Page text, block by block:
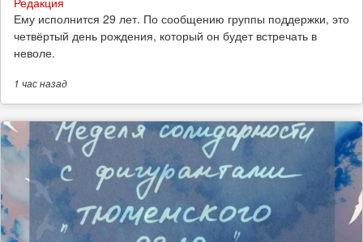
Ему исполнится 29 лет. По сообщению группы поддержки, это
четвёртый день рождения, который он будет встречать в
неволе.
1 часназад